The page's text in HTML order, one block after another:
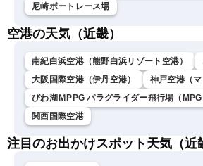
尼崎ボートレース場
空港の天気（近畿）
南紀白浜空港（熊野白浜リゾート空港）
大阪国際空港（伊丹空港）
神戸空港（マ
びわ湖ＭPPG パラグライダー飛行場（MPG
関西国際空港
注目のお出かけスポット天気（近